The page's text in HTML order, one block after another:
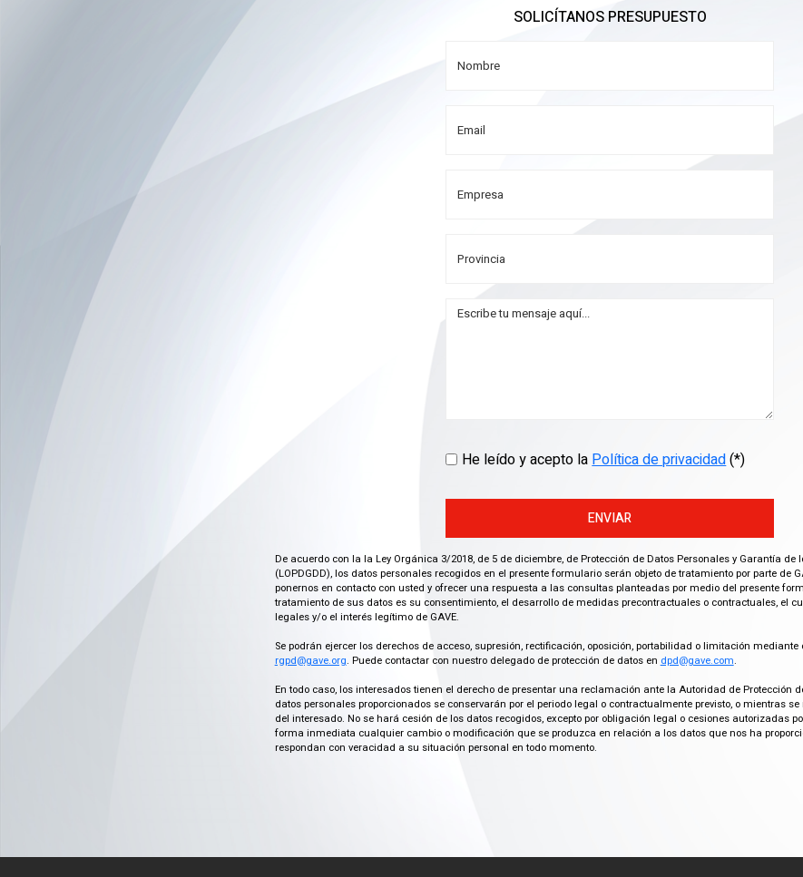
SOLICÍTANOS PRESUPUESTO
He leído y acepto la Política de privacidad(*)
ENVIAR
De acuerdo con la la Ley Orgánica 3/2018, de 5 de diciembre, de Protección de Datos Personales y Garantía de
(LOPDGDD), los datos personales recogidos en el presente formulario serán objeto de tratamiento por parte de
ponernos en contacto con usted y ofrecer una respuesta a las consultas planteadas por medio del presente
tratamiento de sus datos es su consentimiento, el desarrollo de medidas precontractuales o contractuales, el
legales y/o el interés legítimo de GAVE.
Se podrán ejercer los derechos de acceso, supresión, rectificación, oposición, portabilidad o limitación mediante
rgpd@gave.org. Puede contactar con nuestro delegado de protección de datos en dpd@gave.com.
En todo caso, los interesados tienen el derecho de presentar una reclamación ante la Autoridad de Protección
datos personales proporcionados se conservarán por el periodo legal o contractualmente previsto, o mientras
del interesado. No se hará cesión de los datos recogidos, excepto por obligación legal o cesiones autorizadas
forma inmediata cualquier cambio o modificación que se produzca en relación a los datos que nos ha
respondan con veracidad a su situación personal en todo momento.